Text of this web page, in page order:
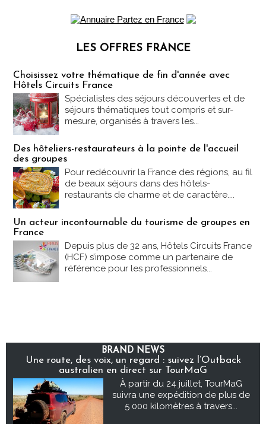
LES OFFRES FRANCE
Choisissez votre thématique de fin d'année avec
Hôtels Circuits France
Spécialistes des séjours découvertes et de
séjours thématiques tout compris et sur-
mesure, organisés à travers les...
Des hôteliers-restaurateurs à la pointe de l'accueil
des groupes
Pour redécouvrir la France des régions, au fil
de beaux séjours dans des hôtels-
restaurants de charme et de caractère....
Un acteur incontournable du tourisme de groupes en
France
Depuis plus de 32 ans, Hôtels Circuits France
(HCF) s’impose comme un partenaire de
référence pour les professionnels...
BRAND NEWS
Une route, des voix, un regard : suivez l’Outback
australien en direct sur TourMaG
À partir du 24 juillet, TourMaG
suivra une expédition de plus de
5 000 kilomètres à travers...